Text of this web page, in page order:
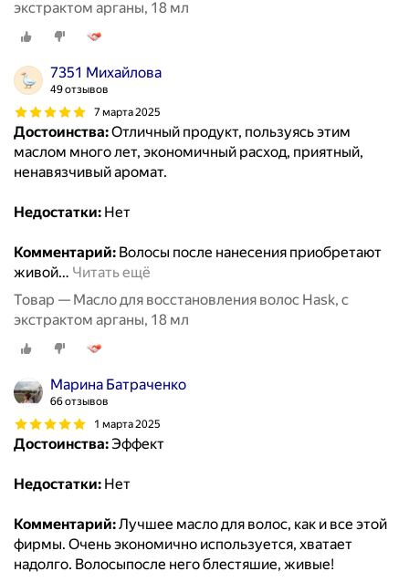
экстрактом арганы, 18 мл
7351 Михайлова
49 отзывов
7 марта 2025
Достоинства:Отличный продукт, пользуясь этим
маслом много лет, экономичный расход, приятный,
ненавязчивый аромат.
Недостатки: Нет
Комментарий: Волосы после нанесения приобретают
живой… Читать ещё
Товар — Масло для восстановления волос Hask, с
экстрактом арганы, 18 мл
Марина Батраченко
66 отзывов
1 марта 2025
Достоинства:Эффект
Недостатки: Нет
Комментарий:Лучшее масло для волос, как и все этой
фирмы. Очень экономично используется, хватает
надолго. Волосыпосле него блестяшие, живые!